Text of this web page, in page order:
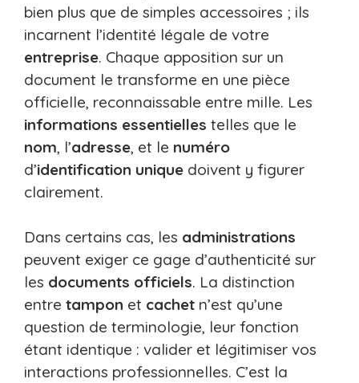
bien plus que de simples accessoires ; ils
incarnent l’identité légale de votre
entreprise. Chaque apposition sur un
document le transforme en une pièce
officielle, reconnaissable entre mille. Les
informations essentielles telles que le
nom, l’adresse, et le numéro
d’identification unique doivent y figurer
clairement.
Dans certains cas, les administrations
peuvent exiger ce gage d’authenticité sur
les documents officiels. La distinction
entre tampon et cachet n’est qu’une
question de terminologie, leur fonction
étant identique : valider et légitimiser vos
interactions professionnelles. C’est la